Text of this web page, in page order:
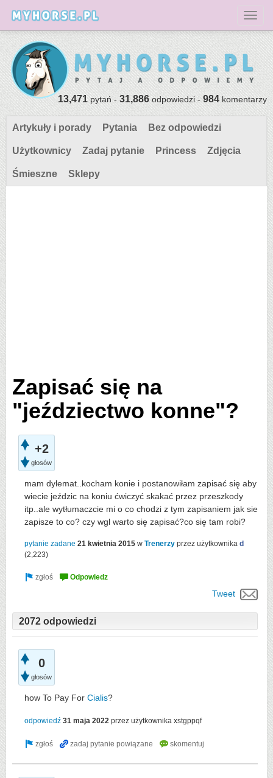
13,471pytań -31,886odpowiedzi -984komentarzy
Artykuły i porady Pytania Bez odpowiedzi
Użytkownicy Zadaj pytanie Princess Zdjęcia
Śmieszne Sklepy
Zapisać się na
"jeździectwo konne"?
+2
głosów
mam dylemat..kocham konie i postanowiłam zapisać się aby
wiecie jeździc na koniu ćwiczyć skakać przez przeszkody
itp..ale wytłumaczcie mi o co chodzi z tym zapisaniem jak sie
zapisze to co? czy wgl warto się zapisać?co się tam robi?
pytanie zadane 21 kwietnia 2015 w Trenerzy przez użytkownika d
(2,223)
Tweet
2072 odpowiedzi
0
głosów
how To Pay For Cialis?
odpowiedź 31 maja 2022 przez użytkownika xstgppqf